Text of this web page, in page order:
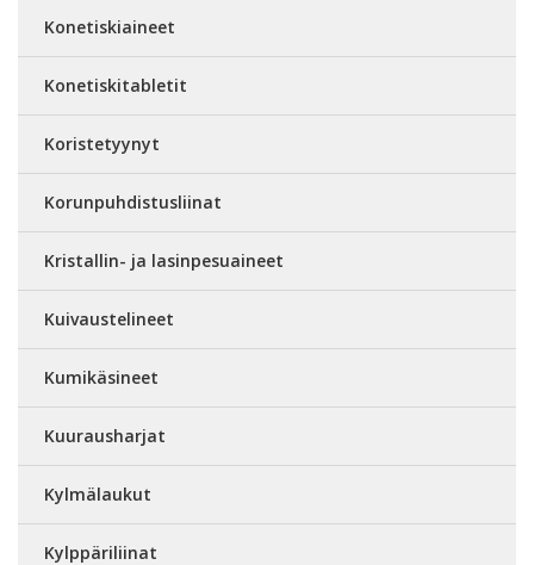
Konetiskiaineet
Konetiskitabletit
Koristetyynyt
Korunpuhdistusliinat
Kristallin- ja lasinpesuaineet
Kuivaustelineet
Kumikäsineet
Kuurausharjat
Kylmälaukut
Kylppäriliinat